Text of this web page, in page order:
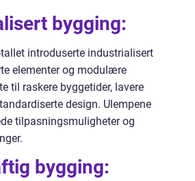
bygging:
introduserte industrialisert
elementer og modulære
til raskere byggetider, lavere
design. Ulempene
tilpasningsmuligheter og
bygging: